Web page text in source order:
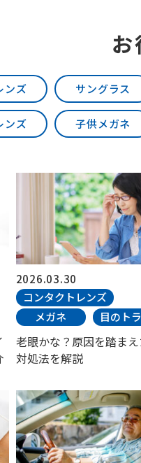
ンズ サングラス
ンズ 子供メガネ
2026.03.30
コンタクトレンズ
メガネ
目のト
老眼かな？原因を踏ま
対処法を解説